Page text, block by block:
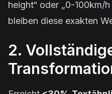
height“ oder „0-100km/
bleiben diese exakten
2.